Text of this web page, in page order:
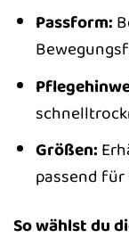
Passform:
Größen:
passend
So wählst du